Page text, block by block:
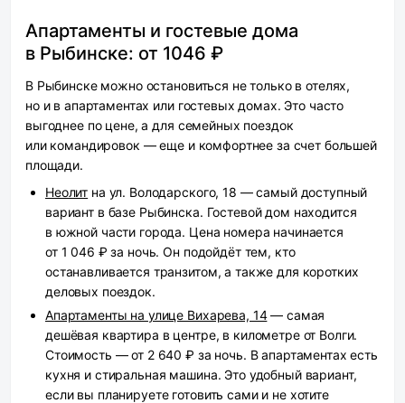
Апартаменты и гостевые дома
в Рыбинске: от 1046 ₽
В Рыбинске можно остановиться не только в отелях,
но и в апартаментах или гостевых домах. Это часто
выгоднее по цене, а для семейных поездок
или командировок — еще и комфортнее за счет большей
площади.
Неолит на ул. Володарского, 18 — самый доступный
вариант в базе Рыбинска. Гостевой дом находится
в южной части города. Цена номера начинается
от 1 046 ₽ за ночь. Он подойдёт тем, кто
останавливается транзитом, а также для коротких
деловых поездок.
Апартаменты на улице Вихарева, 14— самая
дешёвая квартира в центре, в километре от Волги.
Стоимость — от 2 640 ₽ за ночь. В апартаментах есть
кухня и стиральная машина. Это удобный вариант,
если вы планируете готовить сами и не хотите